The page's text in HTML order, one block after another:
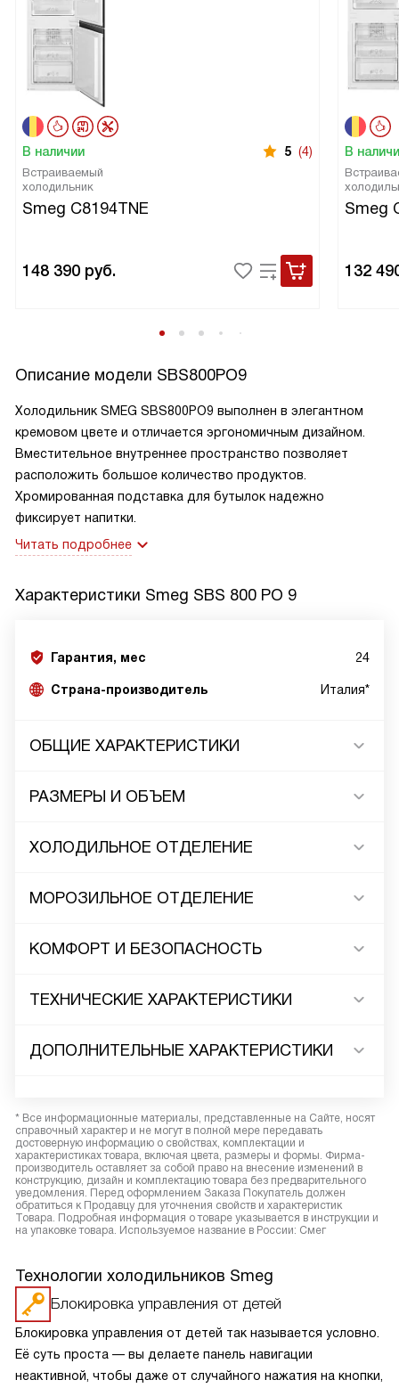
В наличии 5 (4)
Встраиваемый
холодильник
Smeg C8194TNE
148 390 руб.
В
Smeg
132
Описание модели SBS800PO9
Холодильник SMEG SBS800PO9 выполнен в элегантном
кремовом цвете и отличается эргономичным дизайном.
Вместительное внутреннее пространство позволяет
расположить большое количество продуктов.
Хромированная подставка для бутылок надежно
фиксирует напитки.
Читать подробнее
Характеристики Smeg SBS 800 PO 9
Гарантия, мес 24
Страна-производитель Италия*
ОБЩИЕ ХАРАКТЕРИСТИКИ
РАЗМЕРЫ И ОБЪЕМ
ХОЛОДИЛЬНОЕ ОТДЕЛЕНИЕ
МОРОЗИЛЬНОЕ ОТДЕЛЕНИЕ
КОМФОРТ И БЕЗОПАСНОСТЬ
ТЕХНИЧЕСКИЕ ХАРАКТЕРИСТИКИ
ДОПОЛНИТЕЛЬНЫЕ ХАРАКТЕРИСТИКИ
* Все информационные материалы, представленные на Сайте, носят
справочный характер и не могут в полной мере передавать
достоверную информацию о свойствах, комплектации и
характеристиках товара, включая цвета, размеры и формы. Фирма-
производитель оставляет за собой право на внесение изменений в
конструкцию, дизайн и комплектацию товара без предварительного
уведомления. Перед оформлением Заказа Покупатель должен
обратиться к Продавцу для уточнения свойств и характеристик
Товара. Подробная информация о товаре указывается в инструкции и
на упаковке товара. Используемое название в России: Смег
Технологии холодильников Smeg
Блокировка управления от детей
Блокировка управления от детей так называется условно.
Её суть проста — вы делаете панель навигации
неактивной, чтобы даже от случайного нажатия на кнопки,